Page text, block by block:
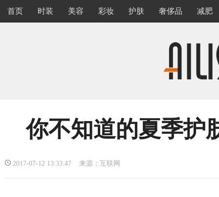
首页 时装 美容 彩妆 护肤 奢侈品 减肥
你不知道的夏季护
2017-07-12 13:33:47 来源：互联网